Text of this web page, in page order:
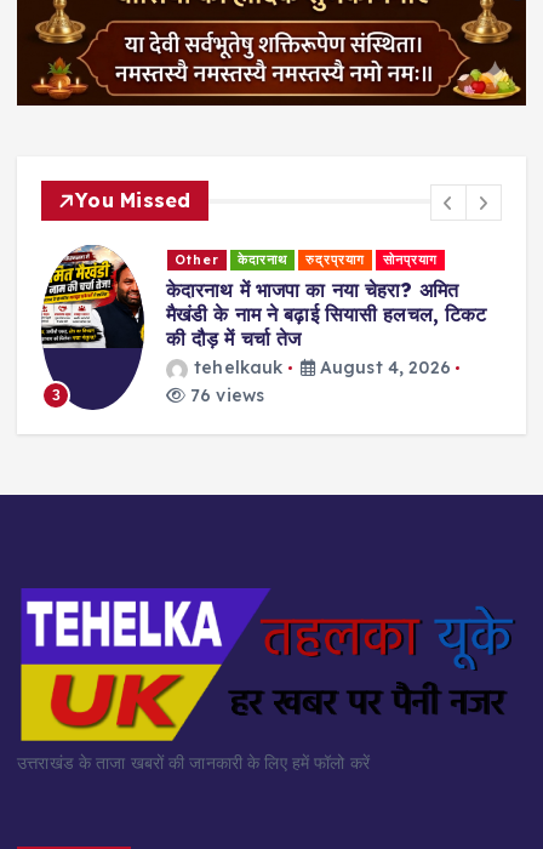
You Missed
3
Other केदारनाथ रुद्रप्रयाग सोनप्रयाग
केदारनाथ में भाजपा का नया चेहरा? अमित
मैखंडी के नाम ने बढ़ाई सियासी हलचल, टिकट
की दौड़ में चर्चा तेज
tehelkauk
August 4, 2026
76 views
उत्तराखंड के ताजा खबरों की जानकारी के लिए हमें फॉलो करें